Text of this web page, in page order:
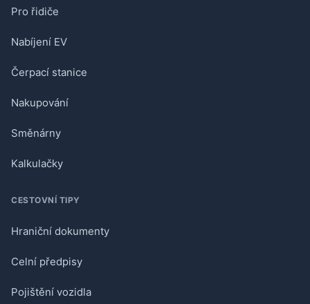
Pro řidiče
Nabíjení EV
Čerpací stanice
Nakupování
Směnárny
Kalkulačky
CESTOVNÍ TIPY
Hraniční dokumenty
Celní předpisy
Pojištění vozidla